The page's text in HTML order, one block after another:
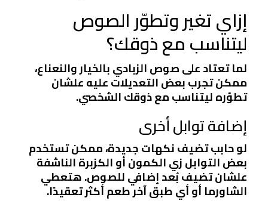
إزاي تغير وتطوّر الصوص
ليتناسب مع ذوقك؟
لما تعتاد على صوص الزبادي بالخيار والنعناع،
ممكن تجرب بعض التعديلات عليه علشان
تطوّره ليتناسب مع ذوقك الشخصي.
إضافة توابل أخرى
لو حابب تضيف نكهات جديدة، ممكن تستخدم
بعض التوابل زي الكمون أو الكزبرة الناشفة
علشان تضيف بُعد إضافي للصوص. هتعطي
الشاورما أو أي طبق آخر طعم أكثر تعقيدًا.